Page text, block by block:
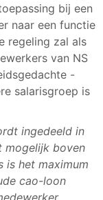
bij een
naar een functie
regeling zal als
van NS
-
salarisgroep is
ingedeeld in
mogelijk boven
is het maximum
cao-loon